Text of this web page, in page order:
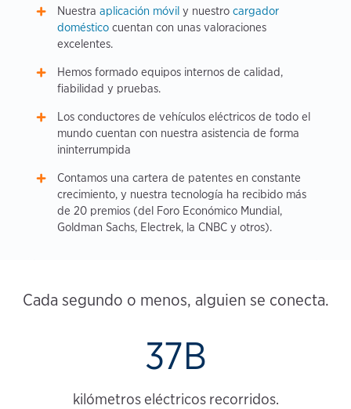
Nuestraaplicación móvil y nuestrocargador
doméstico cuentan con unas valoraciones
excelentes.
Hemos formado equipos internos de calidad,
fiabilidad y pruebas.
Los conductores de vehículos eléctricos de todo el
mundo cuentan con nuestra asistencia de forma
ininterrumpida
Contamos una cartera de patentes en constante
crecimiento, y nuestra tecnología ha recibido más
de 20 premios (del Foro Económico Mundial,
Goldman Sachs, Electrek, la CNBC y otros).
Cada segundo o menos, alguien se conecta.
37B
kilómetros eléctricos recorridos.